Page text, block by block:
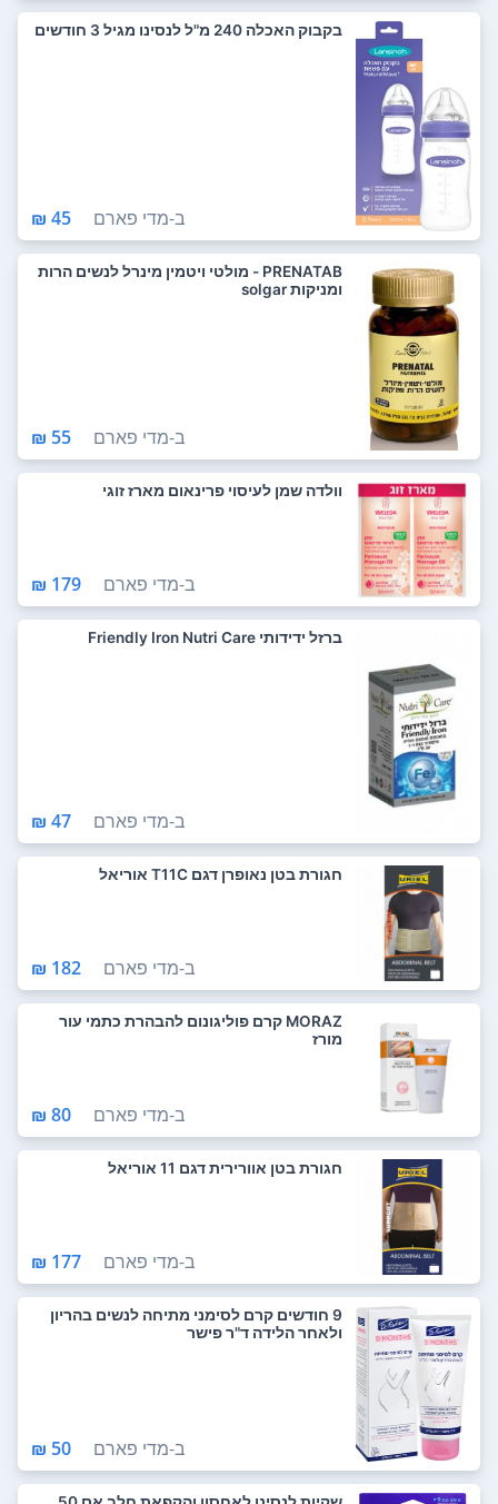
בקבוק האכלה 240 מ"ל לנסינו מגיל 3 חודשים
ב-מדי פארם 45 ₪
PRENATAB - מולטי ויטמין מינרל לנשים הרות
ומניקות solgar
ב-מדי פארם 55 ₪
וולדה שמן לעיסוי פרינאום מארז זוגי
ב-מדי פארם 179 ₪
ברזל ידידותי Friendly Iron Nutri Care
ב-מדי פארם 47 ₪
חגורת בטן נאופרן דגם T11C אוריאל
ב-מדי פארם 182 ₪
MORAZ קרם פוליגונום להבהרת כתמי עור
מורז
ב-מדי פארם 80 ₪
חגורת בטן אוורירית דגם 11 אוריאל
ב-מדי פארם 177 ₪
9 חודשים קרם לסימני מתיחה לנשים בהריון
ולאחר הלידה ד"ר פישר
ב-מדי פארם 50 ₪